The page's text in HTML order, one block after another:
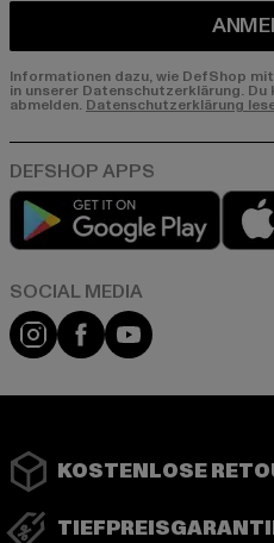
Informationen dazu, wie DefShop
in unserer Datenschutzerklärung.
abmelden. Datenschutzerklärung
Play
Instagram
FacebookYouTube
KOSTENLOSE